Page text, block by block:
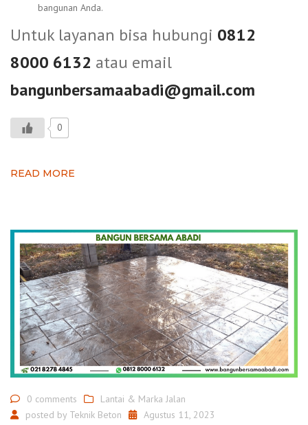
bangunan Anda.
Untuk layanan bisa hubungi 0812
8000 6132 atau email
bangunbersamaabadi@gmail.com
0
READ MORE
0 comments
Lantai & Marka Jalan
posted by Teknik Beton Agustus 11, 2023